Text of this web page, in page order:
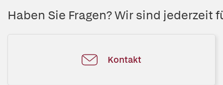
Haben Sie Fragen? Wir sind jederzeit
Kontakt